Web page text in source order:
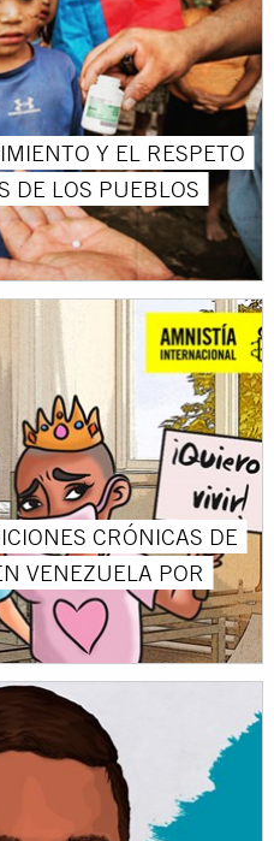
Y EL RESPETO
DE LOS PUEBLOS
CRÓNICAS DE
VENEZUELA POR